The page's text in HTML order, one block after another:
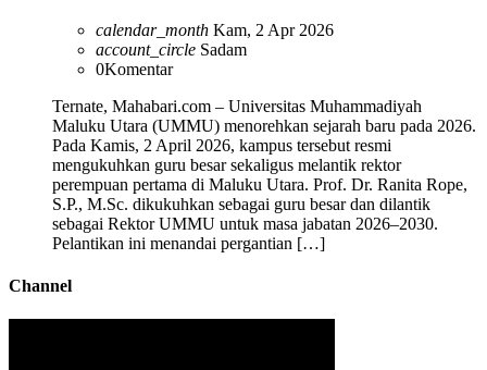
calendar_month Kam, 2 Apr 2026
account_circle Sadam
0Komentar
Ternate, Mahabari.com – Universitas Muhammadiyah
Maluku Utara (UMMU) menorehkan sejarah baru pada 2026.
Pada Kamis, 2 April 2026, kampus tersebut resmi
mengukuhkan guru besar sekaligus melantik rektor
perempuan pertama di Maluku Utara. Prof. Dr. Ranita Rope,
S.P., M.Sc. dikukuhkan sebagai guru besar dan dilantik
sebagai Rektor UMMU untuk masa jabatan 2026–2030.
Pelantikan ini menandai pergantian […]
Channel